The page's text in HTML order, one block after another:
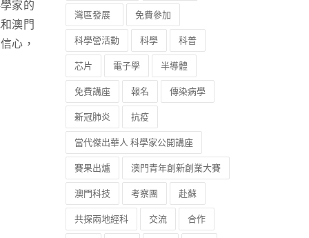
家的
澳門
心，
灣區發展 免費參加
科學營活動 科學 科普
芯片 電子學 半導體
免費講座 報名 傳染病學
新冠肺炎 抗疫
當代傑出華人 科學家公開講座
賽果出爐 澳門青年創新創業大賽
澳門科技 考察團 赴蘇
共探兩地經科 交流 合作